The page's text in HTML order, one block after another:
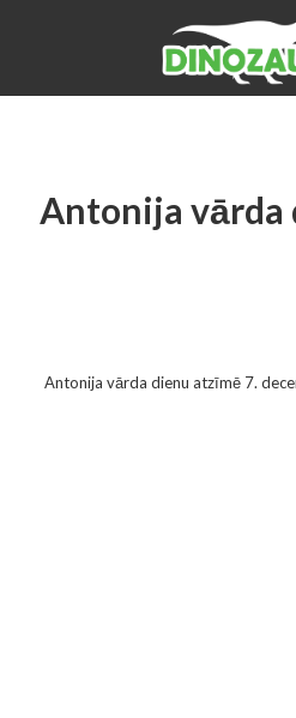
Antonija vārda
Antonija vārda dienu atzīmē 7.